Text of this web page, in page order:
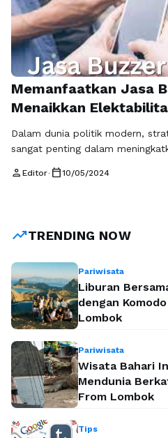
Memanfaatkan Jasa
Menaikkan
Dalam dunia politik modern,
sangat penting dalam
strategi yang semakin populer
mempromosikan calon eksekutif
person Editor• calendar_today10/05/2024
trending_upTRENDING NOW
Pariwisata
Liburan
dengan
Lombok
Pariwisata
Wisata Bahari
Mendunia
From Lombok
Tips